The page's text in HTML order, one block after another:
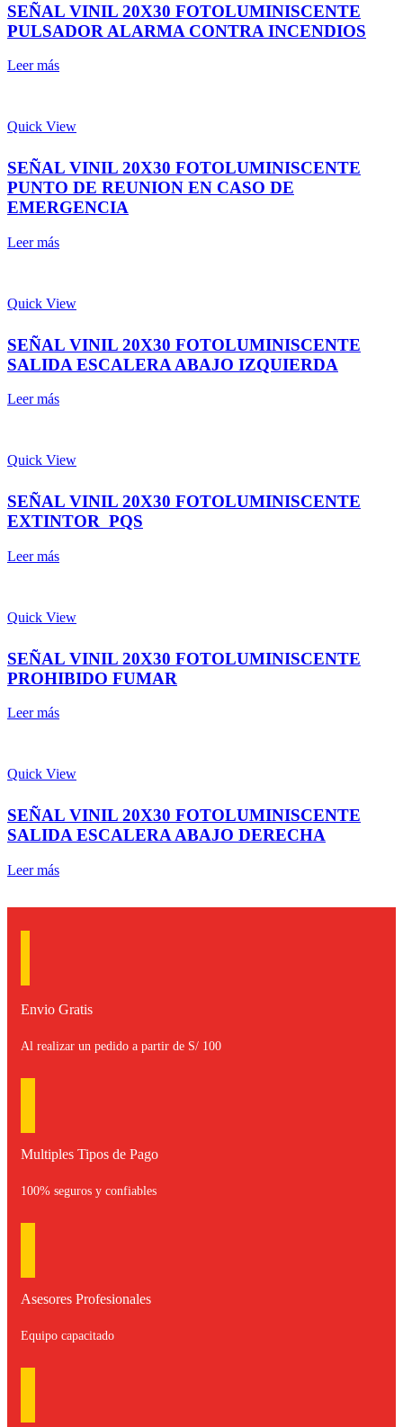
SEÑAL VINIL 20X30 FOTOLUMINISCENTE
PULSADOR ALARMA CONTRA INCENDIOS
Leer más
Quick View
SEÑAL VINIL 20X30 FOTOLUMINISCENTE
PUNTO DE REUNION EN CASO DE
EMERGENCIA
Leer más
Quick View
SEÑAL VINIL 20X30 FOTOLUMINISCENTE
SALIDA ESCALERA ABAJO IZQUIERDA
Leer más
Quick View
SEÑAL VINIL 20X30 FOTOLUMINISCENTE
EXTINTOR PQS
Leer más
Quick View
SEÑAL VINIL 20X30 FOTOLUMINISCENTE
PROHIBIDO FUMAR
Leer más
Quick View
SEÑAL VINIL 20X30 FOTOLUMINISCENTE
SALIDA ESCALERA ABAJO DERECHA
Leer más
Envio Gratis
Al realizar un pedido a partir de S/ 100
Multiples Tipos de Pago
100% seguros y confiables
Asesores Profesionales
Equipo capacitado